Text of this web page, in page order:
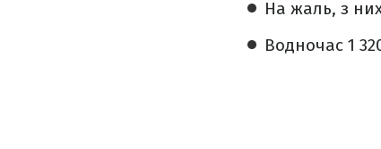
На жаль, з
Водночас 1